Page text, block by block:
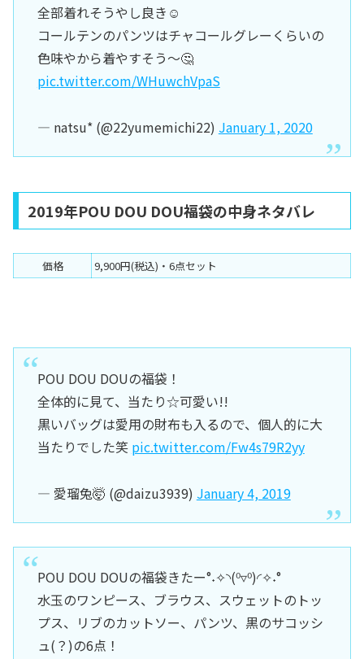
全部着れそうやし良き☺️
コールテンのパンツはチャコールグレーくらいの
色味やから着やすそう〜🤔
pic.twitter.com/WHuwchVpaS
— natsu* (@22yumemichi22) January 1, 2020
2019年POU DOU DOU福袋の中身ネタバレ
価格 9,900円(税込)・6点セット
POU DOU DOUの福袋！
全体的に見て、当たり☆可愛い!!
黒いバッグは愛用の財布も入るので、個人的に大
当たりでした笑 pic.twitter.com/Fw4s79R2yy
— 愛瑠兔🤯 (@daizu3939) January 4, 2019
POU DOU DOUの福袋きたー°˖✧◝(⁰▿⁰)◜✧˖°
水玉のワンピース、ブラウス、スウェットのトッ
プス、リブのカットソー、パンツ、黒のサコッシ
ュ(？)の6点！